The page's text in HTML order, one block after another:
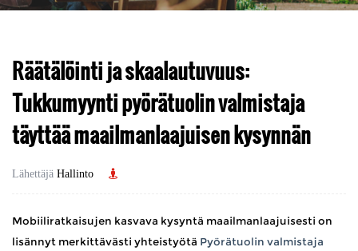
Räätälöinti ja skaalautuvuus:
Tukkumyynti pyörätuolin valmistaja
täyttää maailmanlaajuisen kysynnän
Lähettäjä Hallinto
Mobiiliratkaisujen kasvava kysyntä maailmanlaajuisesti on
lisännyt merkittävästi yhteistyötä Pyörätuolin valmistaja